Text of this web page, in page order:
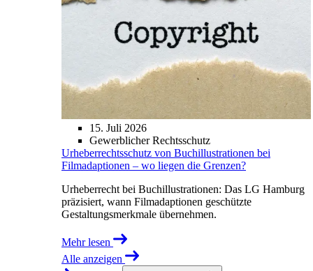
15. Juli 2026
Gewerblicher Rechtsschutz
Urheberrechtsschutz von Buchillustrationen bei
Filmadaptionen – wo liegen die Grenzen?
Urheberrecht bei Buchillustrationen: Das LG Hamburg
präzisiert, wann Filmadaptionen geschützte
Gestaltungsmerkmale übernehmen.
Mehr lesen
Alle anzeigen